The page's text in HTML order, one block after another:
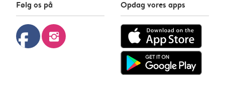
Følg os på
facebook instagram
Opdag vores apps